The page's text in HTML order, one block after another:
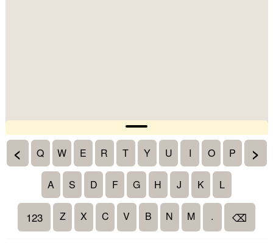
< Q W E R T Y U I O P >
A S D F G H J K L
123 Z X C V B N M . ⌫